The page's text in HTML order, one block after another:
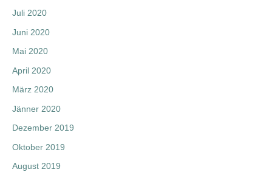
Juli 2020
Juni 2020
Mai 2020
April 2020
März 2020
Jänner 2020
Dezember 2019
Oktober 2019
August 2019